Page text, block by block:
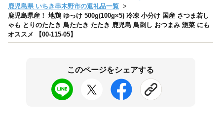
鹿児島県 いちき串木野市の返礼品一覧
鹿児島県産！ 地鶏 ゆっけ 500g(100g×5) 冷凍 小分け 国産 さつま若し
ゃも とりのたたき 鳥たたき たたき 鹿児島 鳥刺し おつまみ 惣菜 にも
オススメ 【00-115-05】
このページをシェアする